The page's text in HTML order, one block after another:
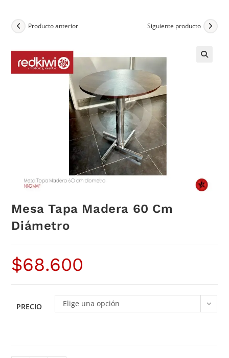
Producto anterior Siguiente producto
Mesa Tapa Madera 60 Cm
Diámetro
$68.600
PRECIO Elige una opción